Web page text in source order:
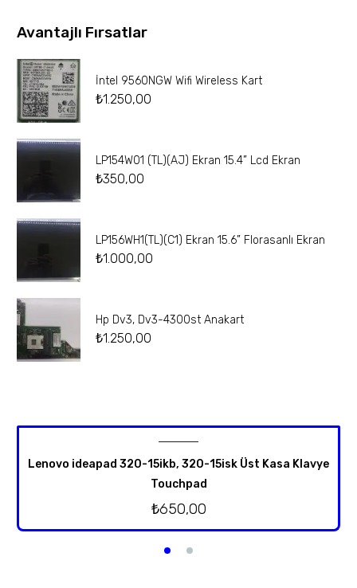
Avantajlı Fırsatlar
İntel 9560NGW Wifi Wireless Kart
₺1.250,00
LP154W01 (TL)(AJ) Ekran 15.4” Lcd Ekran
₺350,00
LP156WH1(TL)(C1) Ekran 15.6” Florasanlı Ekran
₺1.000,00
Hp Dv3, Dv3-4300st Anakart
₺1.250,00
Lenovo ideapad 320-15ikb, 320-15isk Üst Kasa Klavye
Touchpad
₺650,00